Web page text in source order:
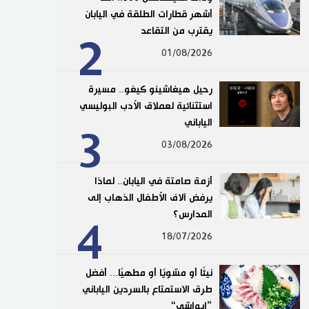
2
أشهر قطارات الطلقة في اليابان
يقترب من التقاعد
01/08/2026
3
رحيل هيغاشينو كيغو.. مسيرة
استثنائية لعملاق الأدب البوليسي
الياباني
03/08/2026
4
أزمة صامتة في اليابان.. لماذا
يرفض آلاف الأطفال الذهاب إلى
المدارس؟
18/07/2026
نيئًا أو مشويًا أو مطهيًا... أفضل
طرق الاستمتاع بالسردين الياباني
”إيواشي“